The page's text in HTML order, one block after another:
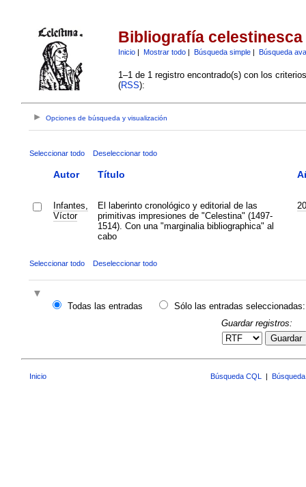
Bibliografía celestinesca
Inicio| Mostrar todo| Búsqueda simple| Búsqueda
1–1 de 1 registro encontrado(s) con los
(RSS):
Opciones de búsqueda y visualización
Seleccionar todo Deseleccionar todo
Autor Título
Infantes,
Víctor
El laberinto cronológico y editorial de las
primitivas impresiones de "Celestina" (1497-
1514). Con una "marginalia bibliographica" al
cabo
Seleccionar todo Deseleccionar todo
Todas las entradas
Sólo las entradas seleccionadas:
Guardar registros:
Guardar
Inicio Búsqueda CQL